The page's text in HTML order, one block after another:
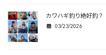
カワハギ釣り絶好釣？
03/23/2026